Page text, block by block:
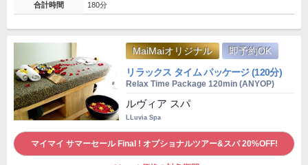
合計時間 180分
MaiMaiオリジナル
即予約OK
リラックス タイム パッケージ (120分)
Relax Time Package 120min (ANYOP)
ルヴィア スパ
LLuvia Spa
マイマイ サマーセール Final ! オプショナルツアー&スパ 20%OFF!